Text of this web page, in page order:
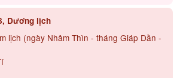
Dương lịch
lịch (ngày Nhâm Thìn - tháng Giáp Dần -